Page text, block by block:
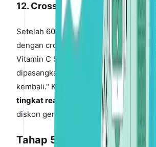
12. Cross-Sell Pemulihan
Setelah 60 hari tidak aktif, kirim email
dengan cross-sell yang
Vitamin C Serum. Retinol Night
dipasangkan dengannya. Diskon 20%
kembali." Kampanye pemulihan
tingkat reaktivasi 8-15%
,
diskon generik.
Tahap 5: Otomatisasi